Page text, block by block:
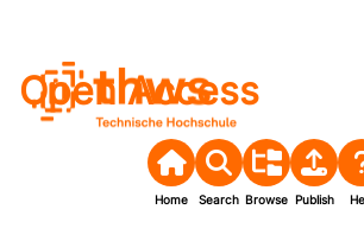
Open Access
Home Search Browse Publish